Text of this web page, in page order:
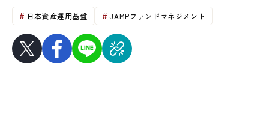
日本資産運用基盤 JAMPファンドマネジメント